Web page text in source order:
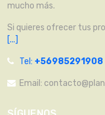
mucho más.
Si quieres ofrecer tus
[...]
Tel: +56985291908
Email: